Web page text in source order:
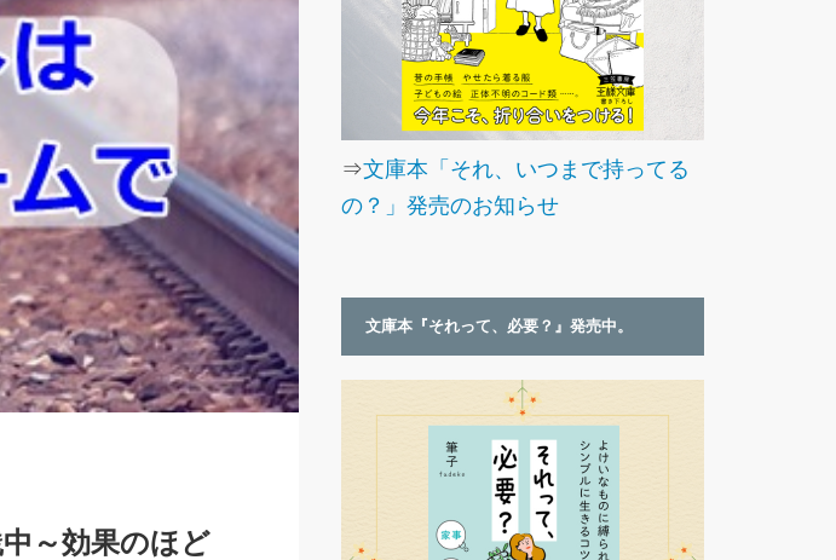
～効果のほど
⇒文庫本「それ、いつまで持ってる
の？」発売のお知らせ
文庫本『それって、必要？』発売中。